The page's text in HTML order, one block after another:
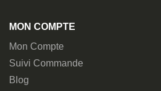
MON COMPTE
Mon Compte
Suivi Commande
Blog